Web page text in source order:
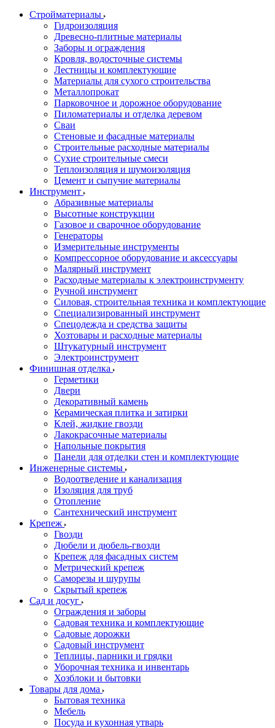
Стройматериалы
Гидроизоляция
Древесно-плитные материалы
Заборы и ограждения
Кровля, водосточные системы
Лестницы и комплектующие
Материалы для сухого строительства
Металлопрокат
Парковочное и дорожное оборудование
Пиломатериалы и отделка деревом
Сваи
Стеновые и фасадные материалы
Строительные расходные материалы
Сухие строительные смеси
Теплоизоляция и шумоизоляция
Цемент и сыпучие материалы
Инструмент
Абразивные материалы
Высотные конструкции
Газовое и сварочное оборудование
Генераторы
Измерительные инструменты
Компрессорное оборудование и аксессуары
Малярный инструмент
Расходные материалы к электроинструменту
Ручной инструмент
Силовая, строительная техника и комплектующие
Специализированный инструмент
Спецодежда и средства защиты
Хозтовары и расходные материалы
Штукатурный инструмент
Электроинструмент
Финишная отделка
Герметики
Двери
Декоративный камень
Керамическая плитка и затирки
Клей, жидкие гвозди
Лакокрасочные материалы
Напольные покрытия
Панели для отделки стен и комплектующие
Инженерные системы
Водоотведение и канализация
Изоляция для труб
Отопление
Сантехнический инструмент
Крепеж
Гвозди
Дюбели и дюбель-гвозди
Крепеж для фасадных систем
Метрический крепеж
Саморезы и шурупы
Скрытый крепеж
Сад и досуг
Ограждения и заборы
Садовая техника и комплектующие
Садовые дорожки
Садовый инструмент
Теплицы, парники и грядки
Уборочная техника и инвентарь
Хозблоки и бытовки
Товары для дома
Бытовая техника
Мебель
Посуда и кухонная утварь